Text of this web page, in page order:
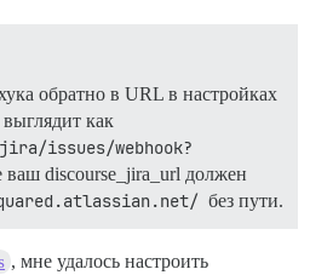
обратно в URL в настройках
как
issues/webhook?
ваш discourse_jira_url должен
без пути.
, мне удалось настроить